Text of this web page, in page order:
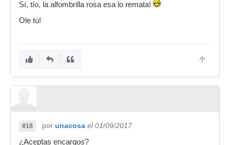
Sí, tío, la alfombrilla rosa esa lo remata!
Ole tú!
#18 por unacosa el 01/09/2017
¿Aceptas encargos?